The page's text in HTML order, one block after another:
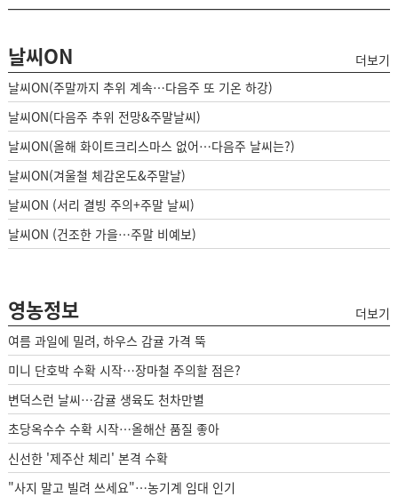
날씨ON
더보기
날씨ON(주말까지 추위 계속…다음주 또 기온 하강)
날씨ON(다음주 추위 전망&주말날씨)
날씨ON(올해 화이트크리스마스 없어…다음주 날씨는?)
날씨ON(겨울철 체감온도&주말날)
날씨ON (서리 결빙 주의+주말 날씨)
날씨ON (건조한 가을…주말 비예보)
영농정보
더보기
여름 과일에 밀려, 하우스 감귤 가격 뚝
미니 단호박 수확 시작…장마철 주의할 점은?
변덕스런 날씨…감귤 생육도 천차만별
초당옥수수 수확 시작…올해산 품질 좋아
신선한 '제주산 체리' 본격 수확
"사지 말고 빌려 쓰세요"…농기계 임대 인기